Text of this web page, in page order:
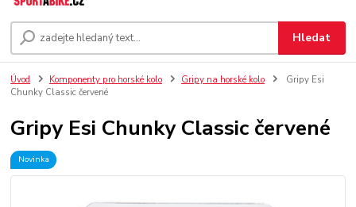
Hledat
Úvod Komponenty pro horské kolo Gripy na horské kolo
Gripy Esi
Chunky Classic červené
Gripy Esi Chunky Classic červené
Novinka